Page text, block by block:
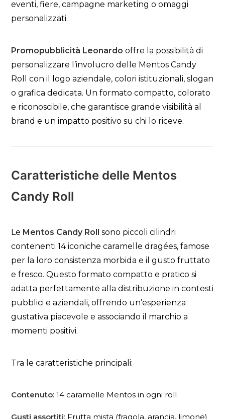
eventi, fiere, campagne marketing o omaggi
personalizzati.
Promopubblicità Leonardo offre la possibilità di
personalizzare l’involucro delle Mentos Candy
Roll con il logo aziendale, colori istituzionali, slogan
o grafica dedicata. Un formato compatto, colorato
e riconoscibile, che garantisce grande visibilità al
brand e un impatto positivo su chi lo riceve.
Caratteristiche delle Mentos
Candy Roll
Le Mentos Candy Roll sono piccoli cilindri
contenenti 14 iconiche caramelle dragées, famose
per la loro consistenza morbida e il gusto fruttato
e fresco. Questo formato compatto e pratico si
adatta perfettamente alla distribuzione in contesti
pubblici e aziendali, offrendo un’esperienza
gustativa piacevole e associando il marchio a
momenti positivi.
Tra le caratteristiche principali:
Contenuto: 14 caramelle Mentos in ogni roll
Gusti assortiti: Frutta mista (fragola, arancia, limone)